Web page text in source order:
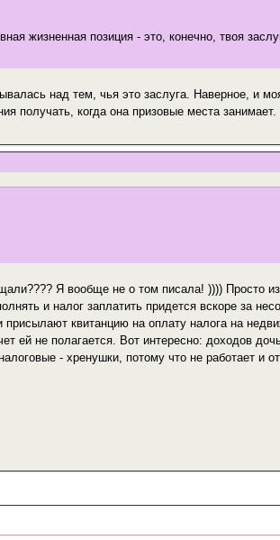
жизненная позиция - это, конечно, твоя
над тем, чья это заслуга. Наверное, и
получать, когда она призовые места
Я вообще не о том писала! )))) Просто
и налог заплатить придется вскоре за
присылают квитанцию на оплату налога на
ей не полагается. Вот интересно: доходов
- хренушки, потому что не работает и